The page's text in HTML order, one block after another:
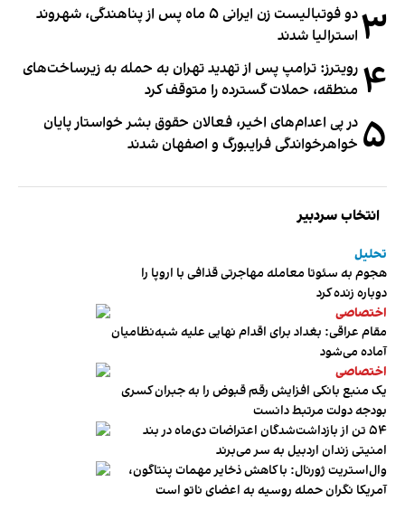
۳
دو فوتبالیست زن ایرانی ۵ ماه پس از پناهندگی، شهروند
استرالیا شدند
۴ رویترز: ترامپ پس از تهدید تهران به حمله به زیرساخت‌های
منطقه، حملات گسترده را متوقف کرد
۵ در پی اعدام‌های اخیر، فعالان حقوق بشر خواستار پایان
خواهرخواندگی فرایبورگ و اصفهان شدند
انتخاب سردبیر
تحلیل
هجوم به سئوتا معامله مهاجرتی قذافی با اروپا را
دوباره زنده کرد
اختصاصی
مقام عراقی: بغداد برای اقدام نهایی علیه شبه‌نظامیان
آماده می‌شود
اختصاصی
یک منبع بانکی افزایش رقم قبوض را به جبران کسری
بودجه دولت مرتبط دانست
۵۴ تن از بازداشت‌شدگان اعتراضات دی‌ماه در بند
امنیتی زندان اردبیل به سر می‌برند
وال‌استریت ژورنال: با کاهش ذخایر مهمات پنتاگون،
آمریکا نگران حمله روسیه به اعضای ناتو‌ است